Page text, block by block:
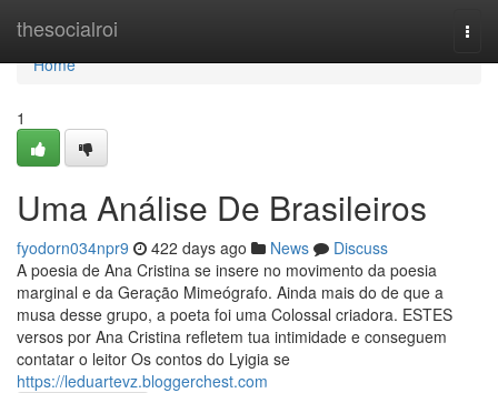
thesocialroi
Home
Home
1
Uma Análise De Brasileiros
fyodorn034npr9 422 days ago News
Discuss
A poesia de Ana Cristina se insere no movimento da poesia
marginal e da Geração Mimeógrafo. Ainda mais do de que a
musa desse grupo, a poeta foi uma Colossal criadora. ESTES
versos por Ana Cristina refletem tua intimidade e conseguem
contatar o leitor Os contos do Lyigia se
https://leduartevz.bloggerchest.com